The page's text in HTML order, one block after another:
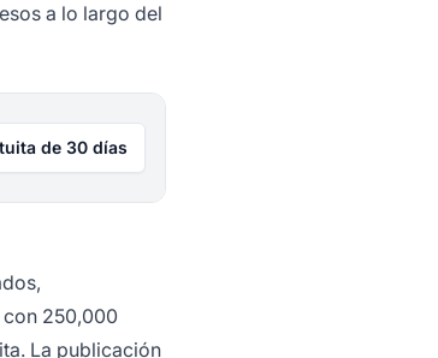
a lo largo del
de 30 días
250,000
La publicación